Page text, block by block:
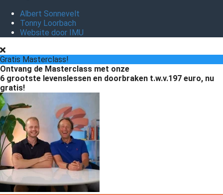
Albert Sonnevelt
Tonny Loorbach
Website door IMU
Gratis Masterclass!
Ontvang de Masterclass met onze
6 grootste levenslessen en doorbraken t.w.v.197 euro, nu
gratis!